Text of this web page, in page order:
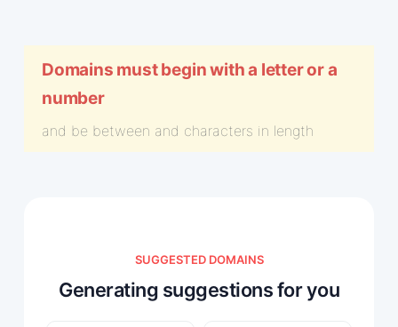
Domains must begin with a letter or a
number
and be between and characters in length
SUGGESTED DOMAINS
Generating suggestions for you